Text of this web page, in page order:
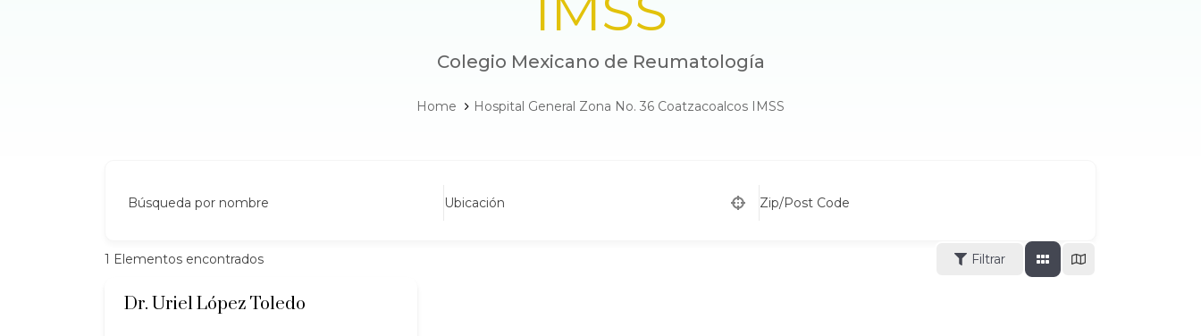
Colegio Mexicano de Reumatología
Home Hospital General Zona No. 36 Coatzacoalcos IMSS
Búsqueda por nombre Ubicación Zip/Post Code
1 Elementos encontrados Filtrar
Dr. Uriel López Toledo